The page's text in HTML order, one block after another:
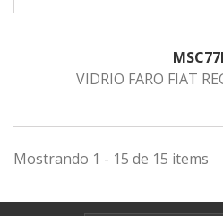
VIDRIO FARO FIAT
Mostrando 1 - 15 de 15 items